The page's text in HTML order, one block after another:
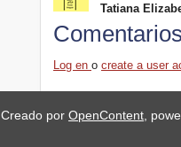
Tatiana
Comentarios
Log enocreate a user
Creado porOpenContent,